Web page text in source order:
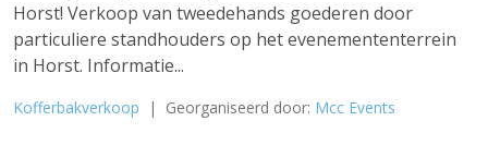
Horst! Verkoop van tweedehands goederen door
particuliere standhouders op het evenemententerrein
in Horst. Informatie...
Kofferbakverkoop | Georganiseerd door: Mcc Events